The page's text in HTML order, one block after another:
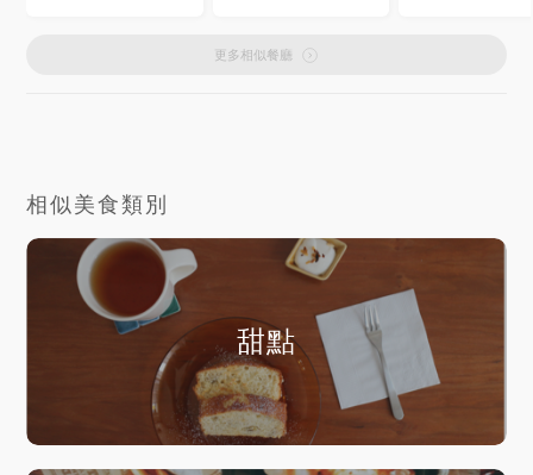
更多相似餐廳
相似美食類別
甜點